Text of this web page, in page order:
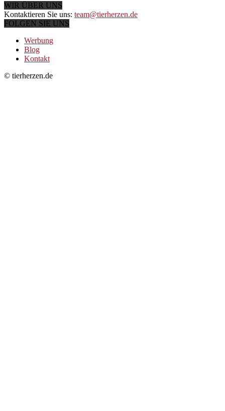
WIR ÜBER UNS
Kontaktieren Sie uns: team@tierherzen.de
FOLGEN SIE UNS
Werbung
Blog
Kontakt
© tierherzen.de